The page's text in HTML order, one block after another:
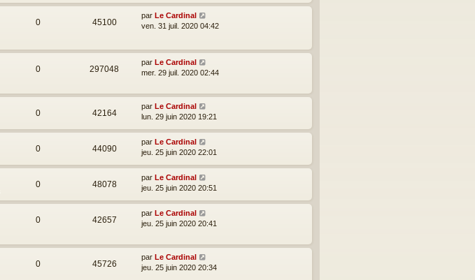
0 45100
par Le Cardinal
ven. 31 juil. 2020 04:42
0 297048
par Le Cardinal
mer. 29 juil. 2020 02:44
0 42164
par Le Cardinal
lun. 29 juin 2020 19:21
0 44090
par Le Cardinal
jeu. 25 juin 2020 22:01
0 48078
par Le Cardinal
jeu. 25 juin 2020 20:51
0 42657
par Le Cardinal
jeu. 25 juin 2020 20:41
0 45726
par Le Cardinal
jeu. 25 juin 2020 20:34